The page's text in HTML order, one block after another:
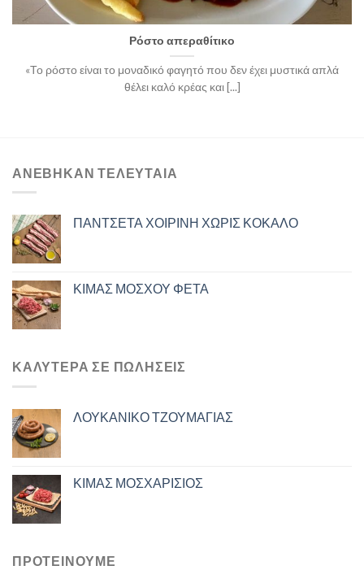
Ρόστο απεραθίτικο
«Το ρόστο είναι το μοναδικό φαγητό που δεν έχει μυστικά απλά
θέλει καλό κρέας και [...]
ΑΝΈΒΗΚΑΝ ΤΕΛΕΥΤΑΊΑ
ΠΑΝΤΣΕΤΑ ΧΟΙΡΙΝΗ ΧΩΡΙΣ ΚΟΚΑΛΟ
ΚΙΜΑΣ ΜΟΣΧΟΥ ΦΕΤΑ
ΚΑΛΎΤΕΡΑ ΣΕ ΠΩΛΉΣΕΙΣ
ΛΟΥΚΑΝΙΚΟ ΤΖΟΥΜΑΓΙΑΣ
ΚΙΜΑΣ ΜΟΣΧΑΡΙΣΙΟΣ
ΠΡΟΤΕΙΝΟΥΜΕ